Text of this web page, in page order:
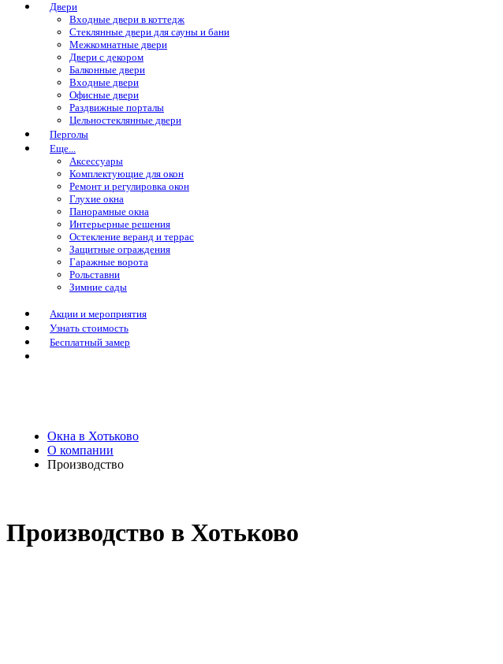
Двери
Входные двери в коттедж
Стеклянные двери для сауны и бани
Межкомнатные двери
Двери с декором
Балконные двери
Входные двери
Офисные двери
Раздвижные порталы
Цельностеклянные двери
Перголы
Еще...
Аксессуары
Комплектующие для окон
Ремонт и регулировка окон
Глухие окна
Панорамные окна
Интерьерные решения
Остекление веранд и террас
Защитные ограждения
Гаражные ворота
Рольставни
Зимние сады
Акции и мероприятия
Узнать стоимость
Бесплатный замер
Окна в Хотьково
О компании
Производство
Производство в Хотьково